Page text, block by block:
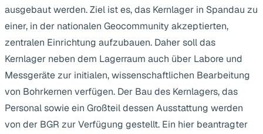
ausgebaut werden. Ziel ist es, das Kernlager in Spandau zu
einer, in der nationalen Geocommunity akzeptierten,
zentralen Einrichtung aufzubauen. Daher soll das
Kernlager neben dem Lagerraum auch über Labore und
Messgeräte zur initialen, wissenschaftlichen Bearbeitung
von Bohrkernen verfügen. Der Bau des Kernlagers, das
Personal sowie ein Großteil dessen Ausstattung werden
von der BGR zur Verfügung gestellt. Ein hier beantragter